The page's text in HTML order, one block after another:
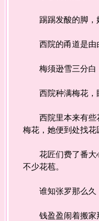
踢踢发酸的脚，她
西院的甬道是由白
梅须逊雪三分白
西院种满梅花，眼
西院里本来有些花
梅花，她便到处找花
花匠们费了番大心
不少花苞。
谁知张罗那么久
钱盈盈闹着搬家那